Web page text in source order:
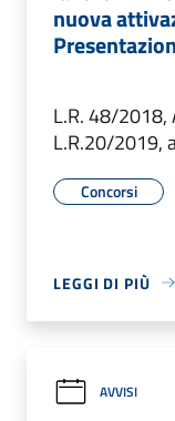
nuova
L.R. 48/2018,
L.R.20/2019,
Concorsi
LEGGI DI PIÙ
AVVISI